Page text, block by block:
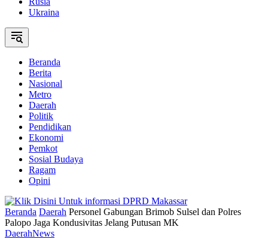
Ukraina
Beranda
Berita
Nasional
Metro
Daerah
Politik
Pendidikan
Ekonomi
Pemkot
Sosial Budaya
Ragam
Opini
Beranda Daerah Personel Gabungan Brimob Sulsel dan Polres
Palopo Jaga Kondusivitas Jelang Putusan MK
DaerahNews